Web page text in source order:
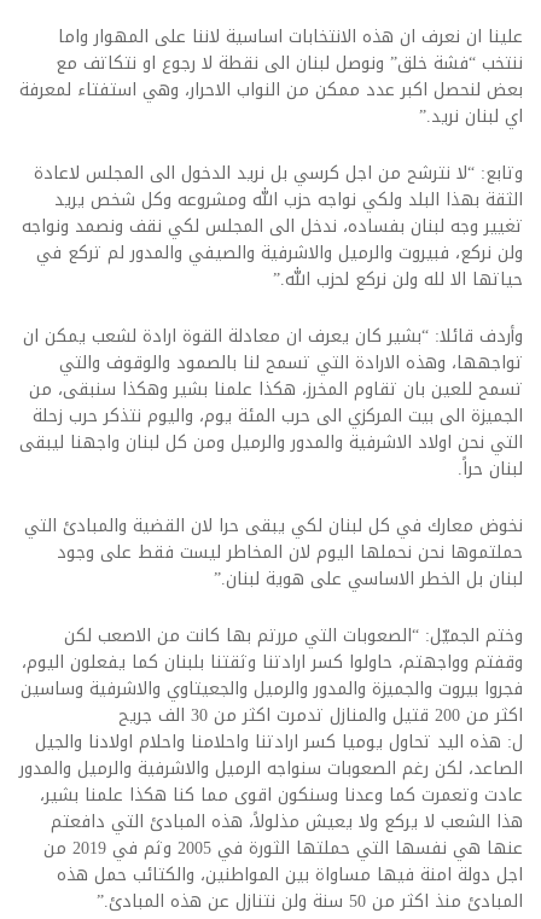
علينا ان نعرف ان هذه الانتخابات اساسية لاننا على المهوار واما
ننتخب “فشة خلق” ونوصل لبنان الى نقطة لا رجوع او نتكاتف مع
بعض لنحصل اكبر عدد ممكن من النواب الاحرار، وهي استفتاء لمعرفة
اي لبنان نريد.”
وتابع: “لا نترشح من اجل كرسي بل نريد الدخول الى المجلس لاعادة
الثقة بهذا البلد ولكي نواجه حزب الله ومشروعه وكل شخص يريد
تغيير وجه لبنان بفساده، ندخل الى المجلس لكي نقف ونصمد ونواجه
ولن نركع، فبيروت والرميل والاشرفية والصيفي والمدور لم تركع في
حياتها الا لله ولن نركع لحزب الله.”
وأردف قائلا: “بشير كان يعرف ان معادلة القوة ارادة لشعب يمكن ان
تواجهها، وهذه الارادة التي تسمح لنا بالصمود والوقوف والتي
تسمح للعين بان تقاوم المخرز، هكذا علمنا بشير وهكذا سنبقى، من
الجميزة الى بيت المركزي الى حرب المئة يوم، واليوم نتذكر حرب زحلة
التي نحن اولاد الاشرفية والمدور والرميل ومن كل لبنان واجهنا ليبقى
لبنان حراً.
نخوض معارك في كل لبنان لكي يبقى حرا لان القضية والمبادئ التي
حملتموها نحن نحملها اليوم لان المخاطر ليست فقط على وجود
لبنان بل الخطر الاساسي على هوية لبنان.”
وختم الجميّل: “الصعوبات التي مررتم بها كانت من الاصعب لكن
وقفتم وواجهتم، حاولوا كسر ارادتنا وثقتنا بلبنان كما يفعلون اليوم،
فجروا بيروت والجميزة والمدور والرميل والجعيتاوي والاشرفية وساسين
اكثر من 200 قتيل والمنازل تدمرت اكثر من 30 الف جريح
ل: هذه اليد تحاول يوميا كسر ارادتنا واحلامنا واحلام اولادنا والجيل
الصاعد، لكن رغم الصعوبات سنواجه الرميل والاشرفية والرميل والمدور
عادت وتعمرت كما وعدنا وسنكون اقوى مما كنا هكذا علمنا بشير،
هذا الشعب لا يركع ولا يعيش مذلولاً، هذه المبادئ التي دافعتم
عنها هي نفسها التي حملتها الثورة في 2005 وثم في 2019 من
اجل دولة امنة فيها مساواة بين المواطنين، والكتائب حمل هذه
المبادئ منذ اكثر من 50 سنة ولن نتنازل عن هذه المبادئ.”